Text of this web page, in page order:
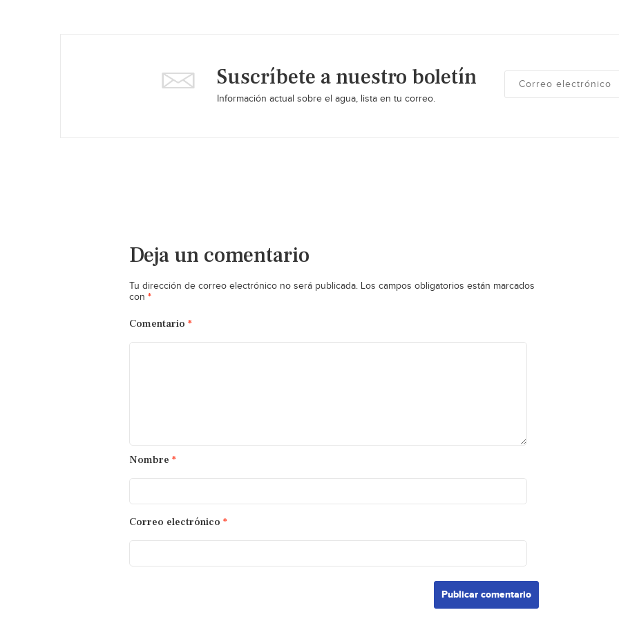
Suscríbete a nuestro boletín
Información actual sobre el agua, lista en tu correo.
Deja un comentario
Tu dirección de correo electrónico no será publicada. Los campos obligatorios están marcados
con *
Comentario *
Nombre *
Correo electrónico *